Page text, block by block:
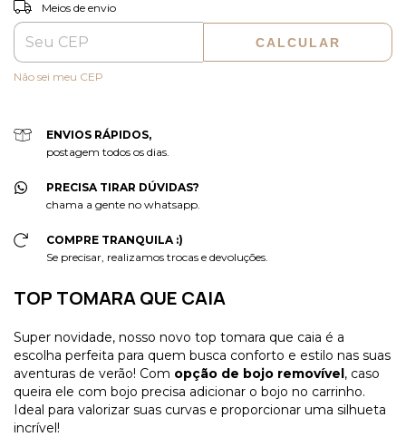
Entregas para o CEP:
Meios de envio
CALCULAR
Não sei meu CEP
ENVIOS RÁPIDOS,
postagem todos os dias.
PRECISA TIRAR DÚVIDAS?
chama a gente no whatsapp.
COMPRE TRANQUILA :)
Se precisar, realizamos trocas e devoluções.
TOP TOMARA QUE CAIA
Super novidade, nosso novo top tomara que caia é a
escolha perfeita para quem busca conforto e estilo nas suas
aventuras de verão! Com opção de bojo removível, caso
queira ele com bojo precisa adicionar o bojo no carrinho.
Ideal para valorizar suas curvas e proporcionar uma silhueta
incrível!